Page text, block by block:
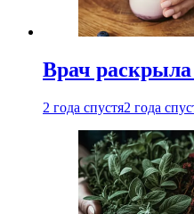
Врач
2 года спустя2 года